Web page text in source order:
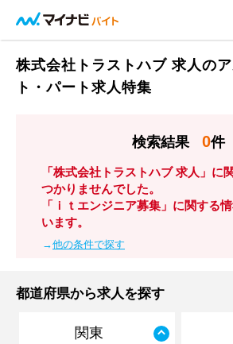
株式会社トラストハブ 求人の
ト・パート求人特集
検索結果 0件
「株式会社トラストハブ 求人」に
つかりませんでした。
「ｉｔエンジニア募集」に関する
います。
→他の条件で探す
都道府県から求人を探す
関東